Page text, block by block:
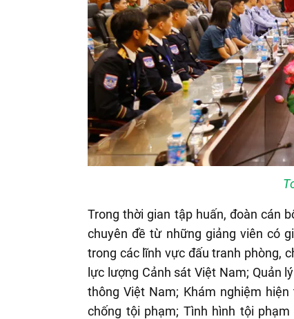
Trong thời gian tập huấn, đoàn cán
chuyên đề từ những giảng viên có
trong các lĩnh vực đấu tranh phòng,
lực lượng Cảnh sát Việt Nam; Quản
thông Việt Nam; Khám nghiệm
chống tội phạm; Tình hình tội